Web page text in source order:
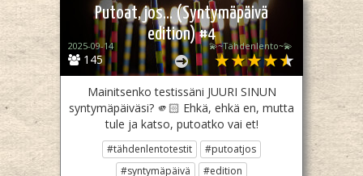
Putoat, jos... (Syntymäpäivä
edition) #4
145
2025-09-14 💫~Tähdenlento~💫
Mainitsenko testissäni JUURI SINUN
syntymäpäiväsi? 🫵🏻 Ehkä, ehkä en, mutta
tule ja katso, putoatko vai et!
#tähdenlentotestit
#putoatjos
#syntymäpäivä
#edition